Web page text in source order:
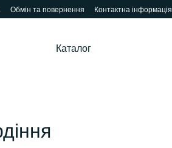
Обмін та повернення Контактна інформація
Каталог